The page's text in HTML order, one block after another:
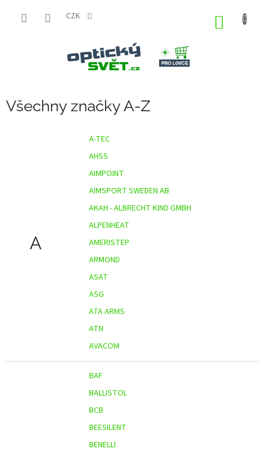
CZK
Všechny značky A-Z
A
A-TEC
AHSS
AIMPOINT
AIMSPORT SWEDEN AB
AKAH - ALBRECHT KIND GMBH
ALPENHEAT
AMERISTEP
ARMOND
ASAT
ASG
ATA ARMS
ATN
AVACOM
BAF
BALLISTOL
BCB
BEESILENT
BENELLI